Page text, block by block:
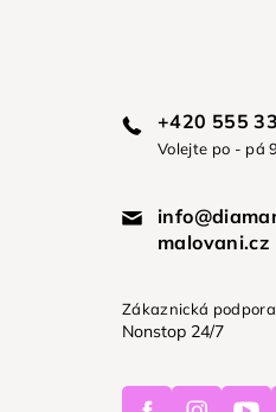
+420 555
Volejte po - pá
malovani.cz
Zákaznická podpora
Nonstop 24/7
FacebookInstagramYoutube